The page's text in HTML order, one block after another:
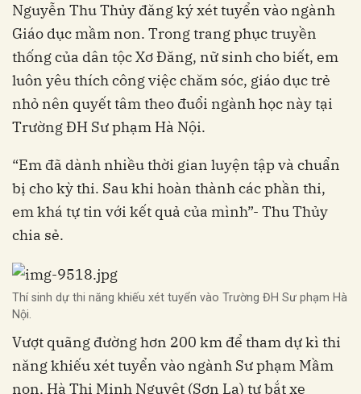
Nguyễn Thu Thủy đăng ký xét tuyển vào ngành
Giáo dục mầm non. Trong trang phục truyền
thống của dân tộc Xơ Đăng, nữ sinh cho biết, em
luôn yêu thích công việc chăm sóc, giáo dục trẻ
nhỏ nên quyết tâm theo đuổi ngành học này tại
Trường ĐH Sư phạm Hà Nội.
“Em đã dành nhiều thời gian luyện tập và chuẩn
bị cho kỳ thi. Sau khi hoàn thành các phần thi,
em khá tự tin với kết quả của mình”- Thu Thủy
chia sẻ.
Thí sinh dự thi năng khiếu xét tuyển vào Trường ĐH Sư phạm Hà
Nội.
Vượt quãng đường hơn 200 km để tham dự kì thi
năng khiếu xét tuyển vào ngành Sư phạm Mầm
non, Hà Thị Minh Nguyệt (Sơn La) tự bắt xe